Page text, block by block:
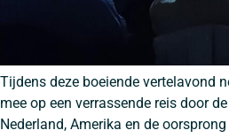
Tijdens deze boeiende vertelavond
mee op een verrassende reis door
Nederland, Amerika en de